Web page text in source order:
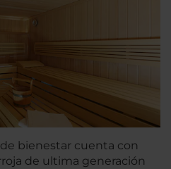
bienestar cuenta con
de ultima generación